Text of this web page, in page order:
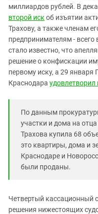
Южный Кавказ
миллиардов рублей. В
второй иск об изъятии
Трахову, а также членам
предпринимателям - всего
стало известно, что
решение о конфискации
первому иску, а 29
Краснодара удовлетворил
По данным
участки и дома на
Трахова купила 68
это квартиры, дома и
Краснодаре и
были проданы.
Четвертый кассационный
решения нижестоящих